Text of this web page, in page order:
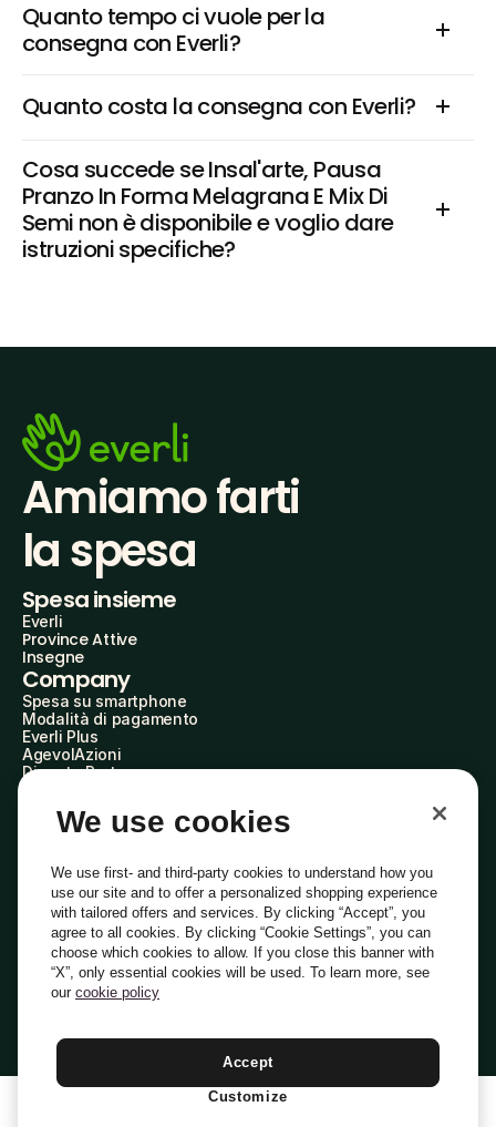
Quanto tempo ci vuole per la
consegna con Everli?
Quanto costa la consegna con Everli?
Cosa succede se Insal'arte, Pausa
Pranzo In Forma Melagrana E Mix Di
Semi non è disponibile e voglio dare
istruzioni specifiche?
Amiamo farti
la spesa
Spesa insieme
Everli
Province Attive
Insegne
Company
Spesa su smartphone
Modalità di pagamento
Everli Plus
AgevolAzioni
Diventa Partner
Everli Shoppers
About Us
Everli News
Domande frequenti
Lavora con noi
Diventa Shopper
Investitori
PrivacyCookiePreferenze Cookie
Termini e CondizioniCodice Etico
Indirizzo PEC: everli@pec.it - indirizzo DPO: dpo@everli.com
Italiano
We use cookies
We use first- and third-party cookies to understand how you
use our site and to offer a personalized shopping experience
with tailored offers and services. By clicking “Accept”, you
agree to all cookies. By clicking “Cookie Settings”, you can
choose which cookies to allow. If you close this banner with
“X”, only essential cookies will be used. To learn more, see
our cookie policy
Accept
Customize